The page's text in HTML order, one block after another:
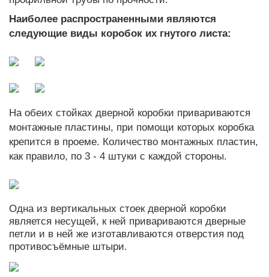
Наиболее распространенными являются
следующие виды коробок их гнутого листа:
На обеих стойках дверной коробки привариваются
монтажные пластины, при помощи которых коробка
крепится в проеме. Количество монтажных пластин,
как правило, по 3 - 4 штуки с каждой стороны.
Одна из вертикальных стоек дверной коробки
является несущей, к ней привариваются дверные
петли и в ней же изготавливаются отверстия под
противосъёмные штыри.